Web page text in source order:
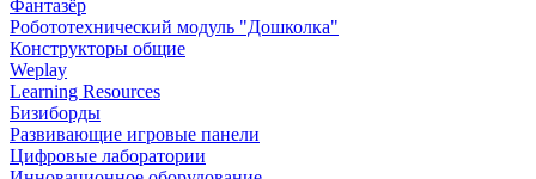
Фантазёр
Робототехнический модуль "Дошколка"
Конструкторы общие
Weplay
Learning Resources
Бизиборды
Развивающие игровые панели
Цифровые лаборатории